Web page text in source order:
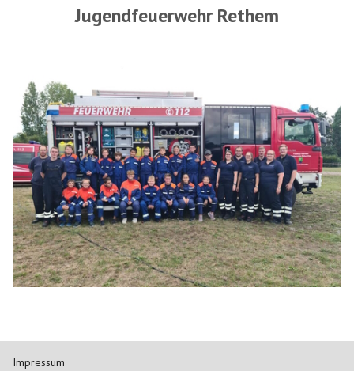
Jugendfeuerwehr Rethem
Impressum